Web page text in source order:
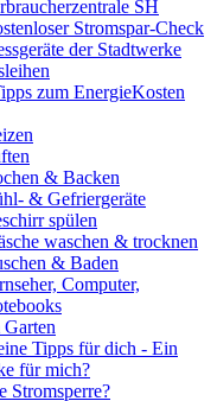
SH
Stromspar-Check
der Stadtwerke
zum EnergieKosten
& Backen
& Gefriergeräte
spülen
waschen & trocknen
& Baden
Computer,
Tipps für dich - Ein
für mich?
Stromsperre?